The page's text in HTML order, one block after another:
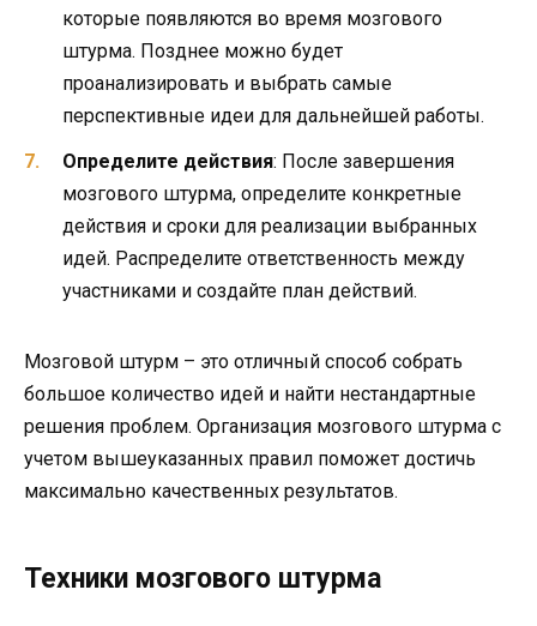
которые появляются во время мозгового
штурма. Позднее можно будет
проанализировать и выбрать самые
перспективные идеи для дальнейшей работы.
Определите действия: После завершения
мозгового штурма, определите конкретные
действия и сроки для реализации выбранных
идей. Распределите ответственность между
участниками и создайте план действий.
Мозговой штурм – это отличный способ собрать
большое количество идей и найти нестандартные
решения проблем. Организация мозгового штурма с
учетом вышеуказанных правил поможет достичь
максимально качественных результатов.
Техники мозгового штурма